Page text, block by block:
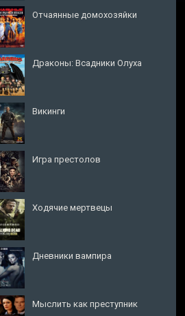
Отчаянные домохозяйки
Драконы: Всадники Олуха
Викинги
Игра престолов
Ходячие мертвецы
Дневники вампира
Мыслить как преступник